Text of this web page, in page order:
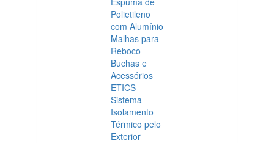
Polietileno
com Alumínio
Malhas para
Reboco
Buchas e
Acessórios
ETICS -
Sistema
Isolamento
Térmico pelo
Exterior